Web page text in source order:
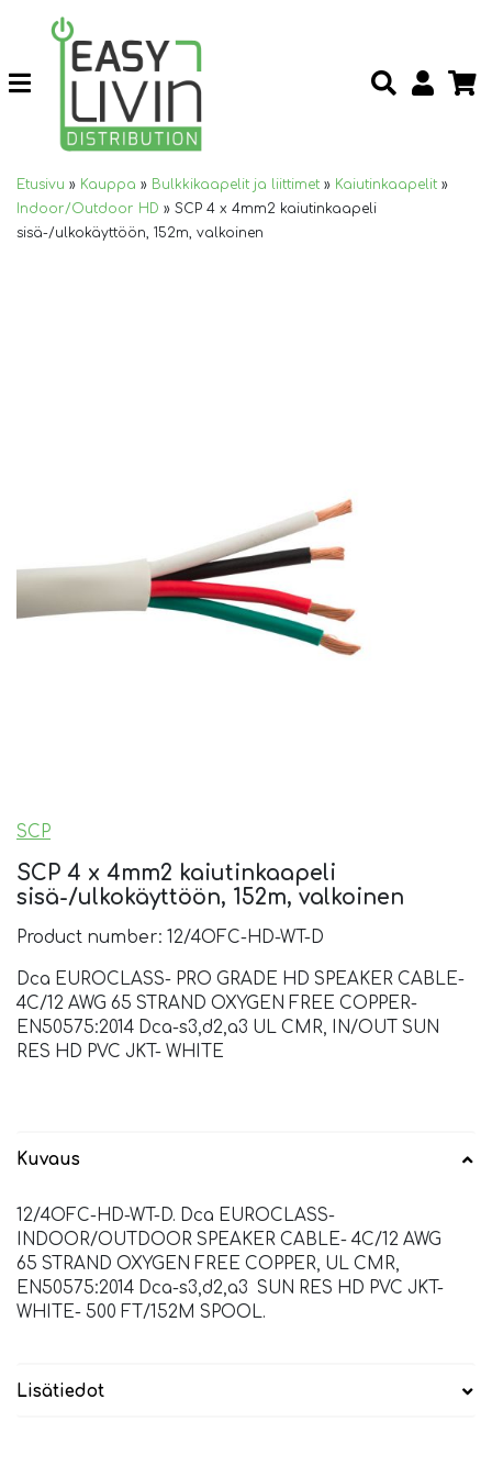
Etusivu » Kauppa » Bulkkikaapelit ja liittimet » Kaiutinkaapelit »
Indoor/Outdoor HD » SCP 4 x 4mm2 kaiutinkaapeli
sisä-/ulkokäyttöön, 152m, valkoinen
SCP
SCP 4 x 4mm2 kaiutinkaapeli
sisä-/ulkokäyttöön, 152m, valkoinen
Product number: 12/4OFC-HD-WT-D
Dca EUROCLASS- PRO GRADE HD SPEAKER CABLE-
4C/12 AWG 65 STRAND OXYGEN FREE COPPER-
EN50575:2014 Dca-s3,d2,a3 UL CMR, IN/OUT SUN
RES HD PVC JKT- WHITE
Kuvaus
12/4OFC-HD-WT-D. Dca EUROCLASS-
INDOOR/OUTDOOR SPEAKER CABLE- 4C/12 AWG
65 STRAND OXYGEN FREE COPPER, UL CMR,
EN50575:2014 Dca-s3,d2,a3 SUN RES HD PVC JKT-
WHITE- 500 FT/152M SPOOL.
Lisätiedot